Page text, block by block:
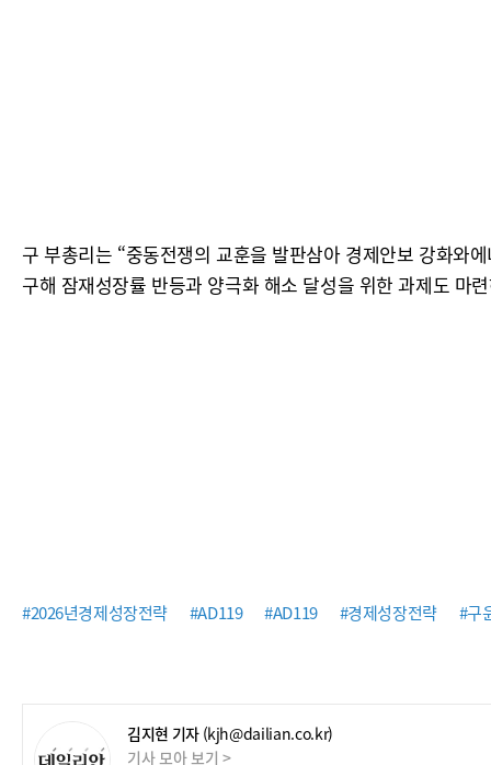
구 부총리는 “중동전쟁의 교훈을 발판삼아 경제안보 강화와
구해 잠재성장률 반등과 양극화 해소 달성을 위한 과제도 마
#2026년경제성장전략 #AD119 #AD119 #경제성장전략 #구
김지현 기자 (kjh@dailian.co.kr)
기사 모아 보기 >